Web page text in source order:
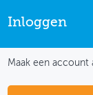
NIEUWS
Inloggen
Maak een account